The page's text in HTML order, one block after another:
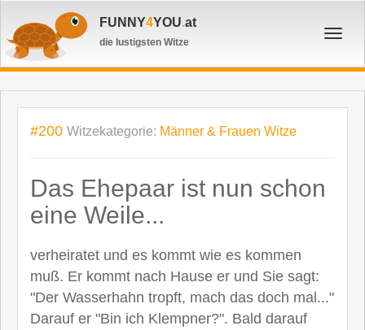
FUNNY4YOU.at
die lustigsten Witze
#200 Witzekategorie: Männer & Frauen Witze
Das Ehepaar ist nun schon
eine Weile...
verheiratet und es kommt wie es kommen
muß. Er kommt nach Hause er und Sie sagt:
"Der Wasserhahn tropft, mach das doch mal..."
Darauf er "Bin ich Klempner?". Bald darauf